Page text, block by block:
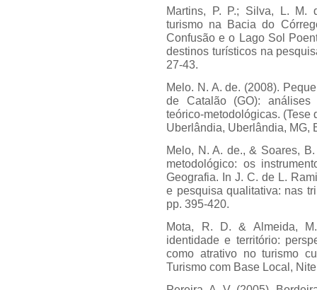
Martins, P. P.; Silva, L. M.
turismo na Bacia do
Confusão e o Lago Sol
destinos turísticos na
27-43.
Melo. N. A. de. (2008).
de Catalão (GO):
teórico-metodológicas.
Uberlândia, Uberlândia, MG,
Melo, N. A. de., & Soares,
metodológico: os
Geografia. In J. C. de L.
e pesquisa qualitativa: nas
pp. 395-420.
Mota, R. D. & Almeida,
identidade e território:
como atrativo no turismo
Turismo com Base Local,